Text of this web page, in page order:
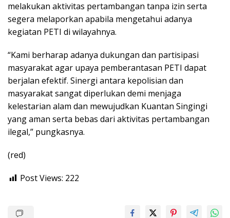
melakukan aktivitas pertambangan tanpa izin serta
segera melaporkan apabila mengetahui adanya
kegiatan PETI di wilayahnya.
“Kami berharap adanya dukungan dan partisipasi
masyarakat agar upaya pemberantasan PETI dapat
berjalan efektif. Sinergi antara kepolisian dan
masyarakat sangat diperlukan demi menjaga
kelestarian alam dan mewujudkan Kuantan Singingi
yang aman serta bebas dari aktivitas pertambangan
ilegal,” pungkasnya.
(red)
Post Views: 222